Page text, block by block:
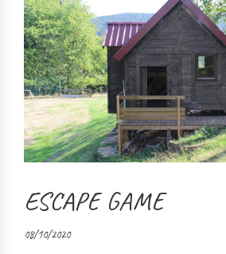
ESCAPE GAME
08/10/2020